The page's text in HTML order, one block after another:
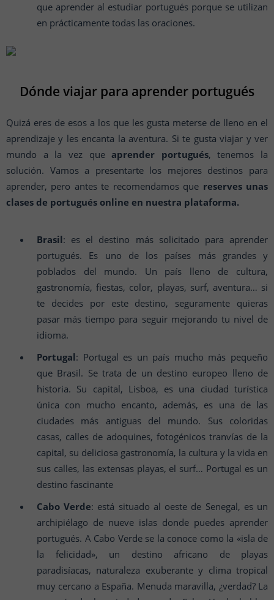
que aprender al estudiar portugués porque se utilizan
en prácticamente todas las oraciones.
Dónde viajar para aprender portugués
Quizá eres de esos a los que les gusta meterse de lleno en el
aprendizaje y les encanta la aventura. Si te gusta viajar y ver
mundo a la vez queaprender portugués, tenemos la
solución. Vamos a presentarte los mejores destinos para
aprender, pero antes te recomendamos que reserves unas
clases de portugués online en nuestra plataforma.
Brasil: es el destino más solicitado para aprender
portugués. Es uno de los países más grandes y
poblados del mundo. Un país lleno de cultura,
gastronomía, fiestas, color, playas, surf, aventura… si
te decides por este destino, seguramente quieras
pasar más tiempo para seguir mejorando tu nivel de
idioma.
Portugal: Portugal es un país mucho más pequeño
que Brasil. Se trata de un destino europeo lleno de
historia. Su capital, Lisboa, es una ciudad turística
única con mucho encanto, además, es una de las
ciudades más antiguas del mundo. Sus coloridas
casas, calles de adoquines, fotogénicos tranvías de la
capital, su deliciosa gastronomía, la cultura y la vida en
sus calles, las extensas playas, el surf… Portugal es un
destino fascinante
Cabo Verde: está situado al oeste de Senegal, es un
archipiélago de nueve islas donde puedes aprender
portugués. A Cabo Verde se la conoce como la «isla de
la felicidad», un destino africano de playas
paradisíacas, naturaleza exuberante y clima tropical
muy cercano a España. Menuda maravilla, ¿verdad? La